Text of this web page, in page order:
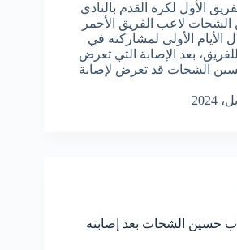
الأول لكرة القدم بالنادي
الشحات لاعب الفريق الأحمر
الأيام الأولى لمشاركته في
بعد الإصابة التي تعرض
الشحات قد تعرض لإصابة
حسين الشحات بعد إصابته